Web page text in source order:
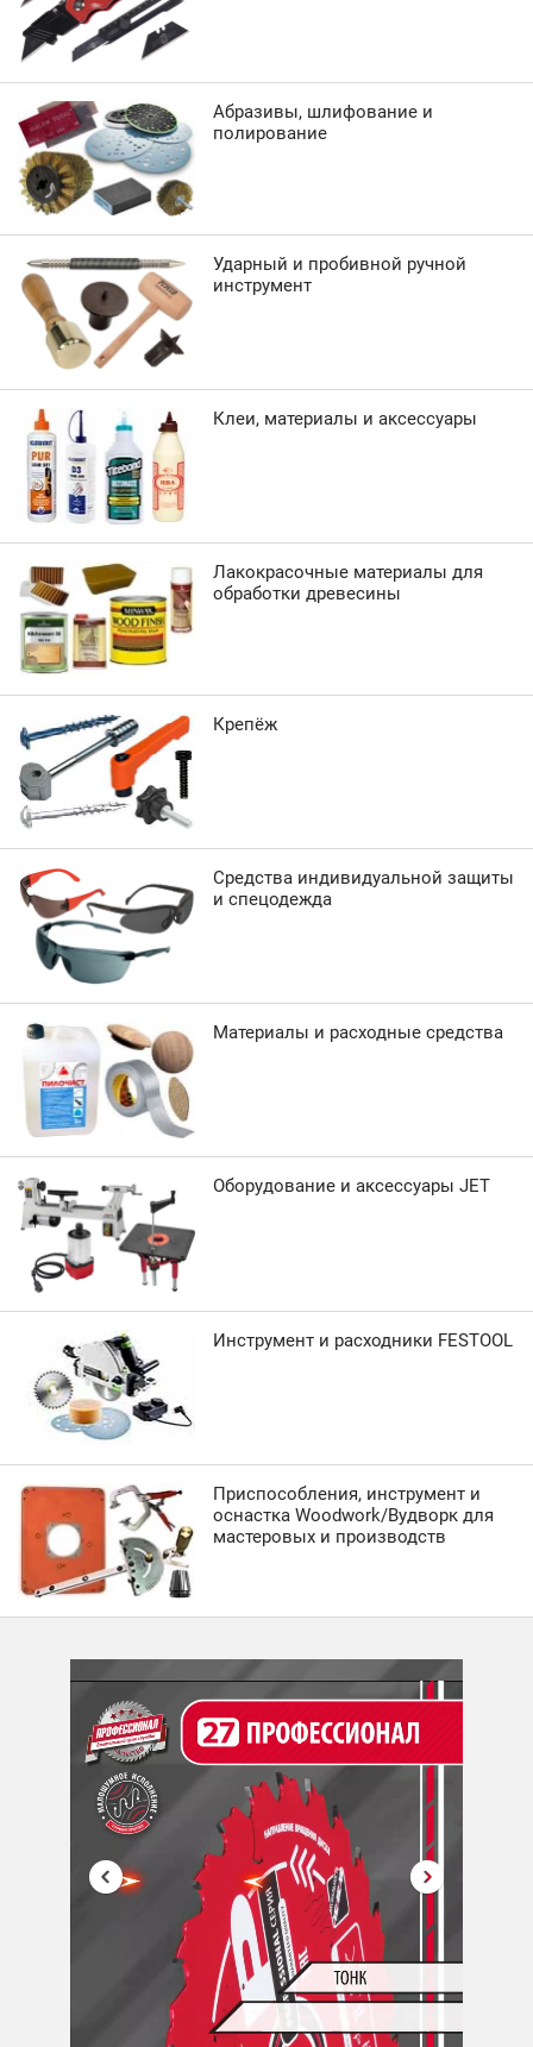
Абразивы, шлифование и
полирование
Ударный и пробивной ручной
инструмент
Клеи, материалы и аксессуары
Лакокрасочные материалы для
обработки древесины
Крепёж
Средства индивидуальной защиты
и спецодежда
Материалы и расходные средства
Оборудование и аксессуары JET
Инструмент и расходники FESTOOL
Приспособления, инструмент и
оснастка Woodwork/Вудворк для
мастеровых и производств